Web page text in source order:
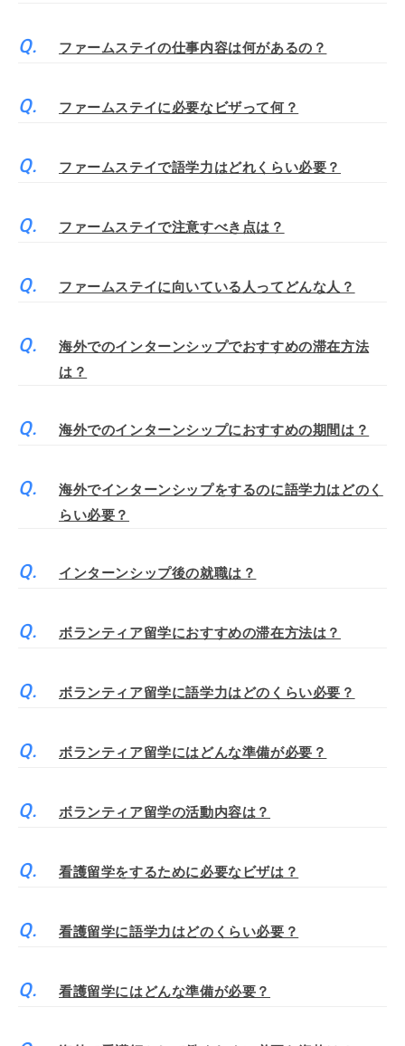
ファームステイの仕事内容は何があるの？
ファームステイに必要なビザって何？
ファームステイで語学力はどれくらい必要？
ファームステイで注意すべき点は？
ファームステイに向いている人ってどんな人？
海外でのインターンシップでおすすめの滞在方法
は？
海外でのインターンシップにおすすめの期間は？
海外でインターンシップをするのに語学力はどのく
らい必要？
インターンシップ後の就職は？
ボランティア留学におすすめの滞在方法は？
ボランティア留学に語学力はどのくらい必要？
ボランティア留学にはどんな準備が必要？
ボランティア留学の活動内容は？
看護留学をするために必要なビザは？
看護留学に語学力はどのくらい必要？
看護留学にはどんな準備が必要？